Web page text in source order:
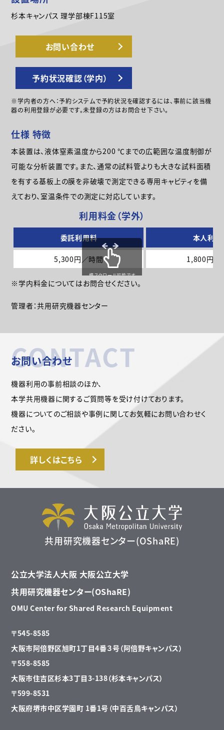
杉本キャンパス 理学部棟F115室
お問い合わせ
予約状況確認（学内）
※学内者の方へ：予約システムで予約状況を確認するには、事前に該当機
器の利用登録が必要です。未登録の方はお問合せ下さい。
仕様 特徴
本装置は、液体窒素温度から200 ℃までの広範囲な温度制御が
可能な分析装置です。また、通常の試料管よりも大きな試料面積
を有する基板上の膜を非破壊で測定できる専用キャビティを備
えており、室温条件での測定に対応しています。
利用料金（学外）
委託利用料 本人利用
5,300円／時間 1,800円／
横スクロール可能です
※学内料金についてはお問合せください。
管理者：共用研究機器センター
CONTACT
お問い合わせ
機器利用の事前相談のほか、
本学共用機器に関するご質問等を受け付けております。
機器についてのご相談や事例に関してお気軽にお問い合わせく
ださい。
詳しくはこちら
共用研究機器センター(OShaRE)
公立大学法人大阪 大阪公立大学
共用研究機器センター(OShaRE)
OMU Center for Shared Research Equipment
〒545-8585
大阪市阿倍野区旭町1丁目4番３号（阿倍野キャンパス）
〒558-8585
大阪市住吉区杉本3丁目3-138（杉本キャンパス）
〒599-8531
大阪府堺市中区学園町 1番1号（中百舌鳥キャンパス）